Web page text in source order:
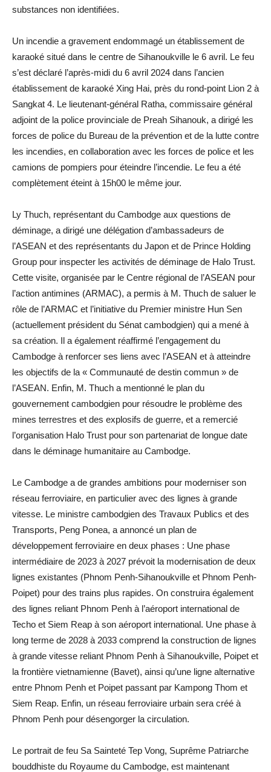
substances non identifiées.
Un incendie a gravement endommagé un établissement de
karaoké situé dans le centre de Sihanoukville le 6 avril. Le feu
s’est déclaré l’après-midi du 6 avril 2024 dans l’ancien
établissement de karaoké Xing Hai, près du rond-point Lion 2 à
Sangkat 4. Le lieutenant-général Ratha, commissaire général
adjoint de la police provinciale de Preah Sihanouk, a dirigé les
forces de police du Bureau de la prévention et de la lutte contre
les incendies, en collaboration avec les forces de police et les
camions de pompiers pour éteindre l’incendie. Le feu a été
complètement éteint à 15h00 le même jour.
Ly Thuch, représentant du Cambodge aux questions de
déminage, a dirigé une délégation d’ambassadeurs de
l’ASEAN et des représentants du Japon et de Prince Holding
Group pour inspecter les activités de déminage de Halo Trust.
Cette visite, organisée par le Centre régional de l’ASEAN pour
l’action antimines (ARMAC), a permis à M. Thuch de saluer le
rôle de l’ARMAC et l’initiative du Premier ministre Hun Sen
(actuellement président du Sénat cambodgien) qui a mené à
sa création. Il a également réaffirmé l’engagement du
Cambodge à renforcer ses liens avec l’ASEAN et à atteindre
les objectifs de la « Communauté de destin commun » de
l’ASEAN. Enfin, M. Thuch a mentionné le plan du
gouvernement cambodgien pour résoudre le problème des
mines terrestres et des explosifs de guerre, et a remercié
l’organisation Halo Trust pour son partenariat de longue date
dans le déminage humanitaire au Cambodge.
Le Cambodge a de grandes ambitions pour moderniser son
réseau ferroviaire, en particulier avec des lignes à grande
vitesse. Le ministre cambodgien des Travaux Publics et des
Transports, Peng Ponea, a annoncé un plan de
développement ferroviaire en deux phases : Une phase
intermédiaire de 2023 à 2027 prévoit la modernisation de deux
lignes existantes (Phnom Penh-Sihanoukville et Phnom Penh-
Poipet) pour des trains plus rapides. On construira également
des lignes reliant Phnom Penh à l’aéroport international de
Techo et Siem Reap à son aéroport international. Une phase à
long terme de 2028 à 2033 comprend la construction de lignes
à grande vitesse reliant Phnom Penh à Sihanoukville, Poipet et
la frontière vietnamienne (Bavet), ainsi qu’une ligne alternative
entre Phnom Penh et Poipet passant par Kampong Thom et
Siem Reap. Enfin, un réseau ferroviaire urbain sera créé à
Phnom Penh pour désengorger la circulation.
Le portrait de feu Sa Sainteté Tep Vong, Suprême Patriarche
bouddhiste du Royaume du Cambodge, est maintenant